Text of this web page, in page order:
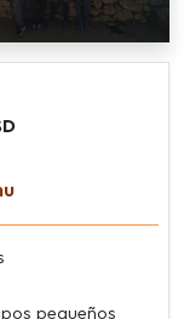
pequeños